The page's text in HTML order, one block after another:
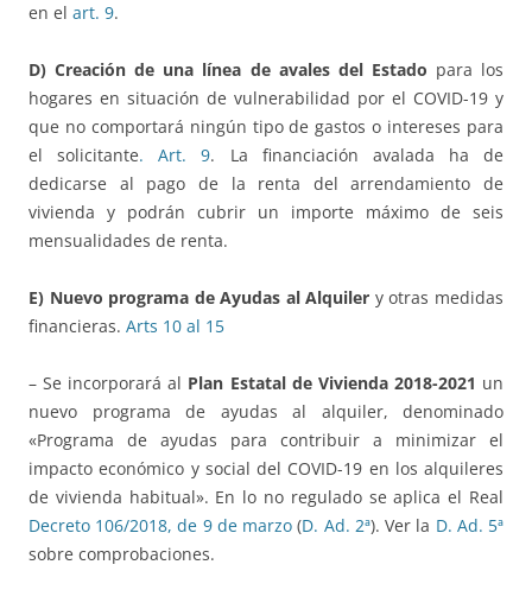
en el art. 9.
D) Creación de una línea de avales del Estado para los
hogares en situación de vulnerabilidad por el COVID-19 y
que no comportará ningún tipo de gastos o intereses para
el solicitante. Art. 9. La financiación avalada ha de
dedicarse al pago de la renta del arrendamiento de
vivienda y podrán cubrir un importe máximo de seis
mensualidades de renta.
E) Nuevo programa de Ayudas al Alquiler y otras medidas
financieras. Arts 10 al 15
– Se incorporará al Plan Estatal de Vivienda 2018-2021 un
nuevo programa de ayudas al alquiler, denominado
«Programa de ayudas para contribuir a minimizar el
impacto económico y social del COVID-19 en los alquileres
de vivienda habitual». En lo no regulado se aplica el Real
Decreto 106/2018, de 9 de marzo (D. Ad. 2ª). Ver la D. Ad. 5ª
sobre comprobaciones.